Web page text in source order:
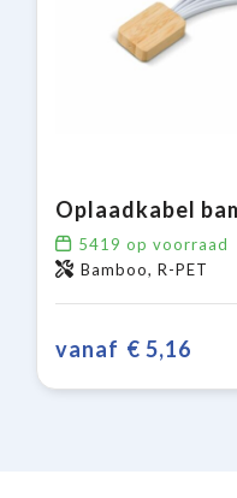
5419 op voorraad
Bamboo, R-PET
vanaf € 5,16